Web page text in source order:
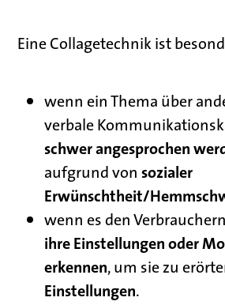
Eine Collagetechnik ist
wenn ein Thema über
verbale
schwer angesprochen
aufgrund vonsozialer
Erwünschtheit/
wenn es den Verbrauchern
ihre Einstellungen oder
erkennen, um sie zu
Einstellungen.